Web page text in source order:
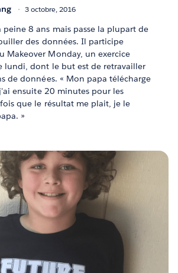
3 octobre, 2016
peine 8 ans mais passe la plupart de
des données. Il participe
Makeover Monday, un exercice
lundi, dont le but est de retravailler
de données. « Mon papa télécharge
ensuite 20 minutes pour les
que le résultat me plait, je le
»